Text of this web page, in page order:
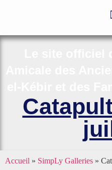
Accueil » SimpLy Galleries »